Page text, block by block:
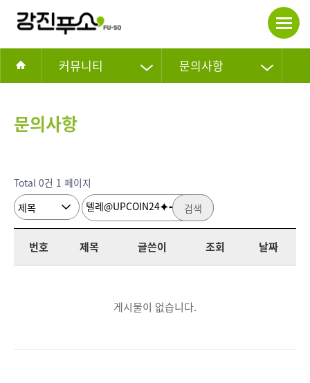
커뮤니티 문의사항
문의사항
Total 0건 1 페이지
검색
번호 제목 글쓴이 조회 날짜
게시물이 없습니다.